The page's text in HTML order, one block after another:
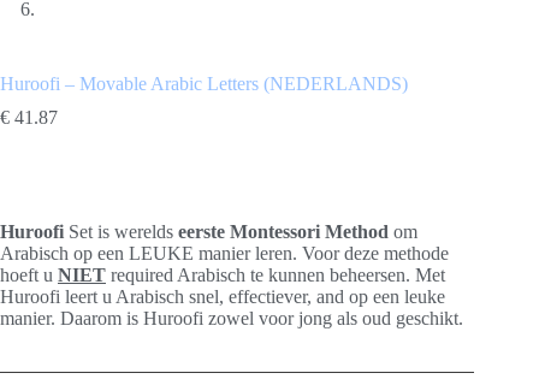
Huroofi – Movable Arabic Letters (NEDERLANDS)
€ 41.87
Huroofi Set is werelds eerste Montessori Method om
Arabisch op een LEUKE manier leren. Voor deze methode
hoeft u NIET required Arabisch te kunnen beheersen. Met
Huroofi leert u Arabisch snel, effectiever, and op een leuke
manier. Daarom is Huroofi zowel voor jong als oud geschikt.